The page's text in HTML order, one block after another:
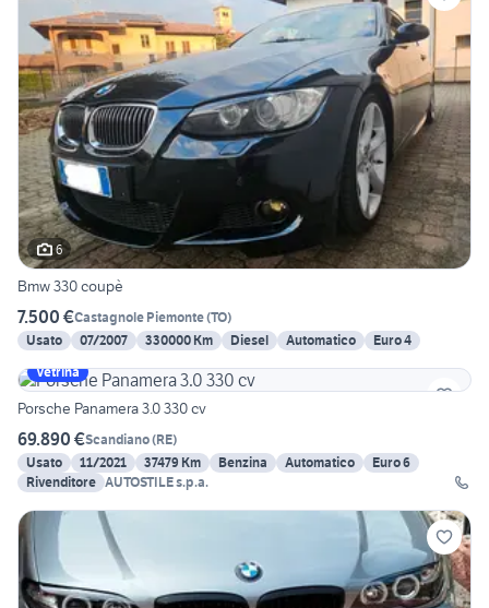
6
Bmw 330 coupè
7.500 €Castagnole Piemonte(TO)
Usato
07/2007 330000 Km Diesel Automatico
Euro 4
Vetrina
Porsche Panamera 3.0 330 cv
69.890 €Scandiano(RE)
Usato
11/2021 37479 Km Benzina Automatico
Euro 6
Rivenditore AUTOSTILE s.p.a.